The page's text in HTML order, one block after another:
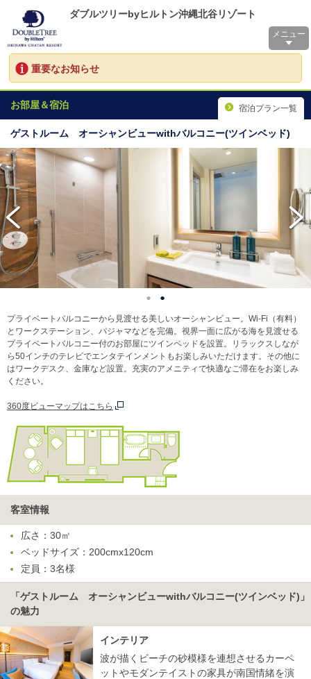
ダブルツリーbyヒルトン沖縄北谷リゾート
メニュー
重要なお知らせ
お部屋＆宿泊 宿泊プラン一覧
ゲストルーム オーシャンビューwithバルコニー(ツインベッド)
プライベートバルコニーから見渡せる美しいオーシャンビュー。Wi-Fi（有料）
とワークステーション、パジャマなどを完備。視界一面に広がる海を見渡せる
プライベートバルコニー付のお部屋にツインベッドを設置。リラックスしなが
ら50インチのテレビでエンタテインメントもお楽しみいただけます。その他に
はワークデスク、金庫など設置。充実のアメニティで快適なご滞在をお楽しみ
ください。
360度ビューマップはこちら
客室情報
広さ：30㎡
ベッドサイズ：200cmx120cm
定員：3名様
「ゲストルーム オーシャンビューwithバルコニー(ツインベッド)」
の魅力
インテリア
波が描くビーチの砂模様を連想させるカーペ
ットやモダンテイストの家具が南国情緒を演